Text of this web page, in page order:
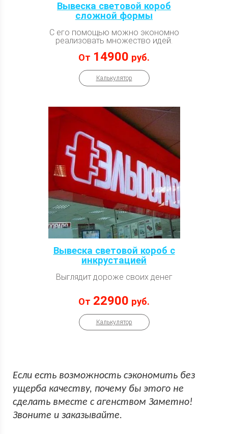
Вывеска световой короб
сложной формы
С его помощью можно экономно
реализовать множество идей.
От 14900 руб.
Калькулятор
Вывеска световой короб с
инкрустацией
Выглядит дороже своих денег
От 22900 руб.
Калькулятор
Если есть возможность сэкономить без
ущерба качеству, почему бы этого не
сделать вместе с агенством Заметно!
Звоните и заказывайте.